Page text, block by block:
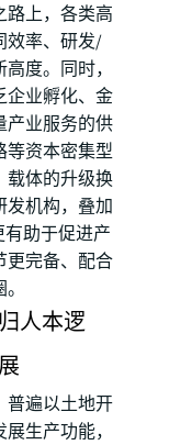
路上，各类高
效率、研发/
度。同时，
企业孵化、金
产业服务的供
等资本密集型
载体的升级换
发机构，叠加
有助于促进产
更完备、配合
人本逻
普遍以土地开
生产功能，